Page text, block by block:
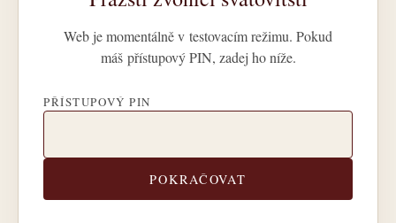
Web je momentálně v testovacím režimu. Pokud
máš přístupový PIN, zadej ho níže.
PŘÍSTUPOVÝ PIN
POKRAČOVAT